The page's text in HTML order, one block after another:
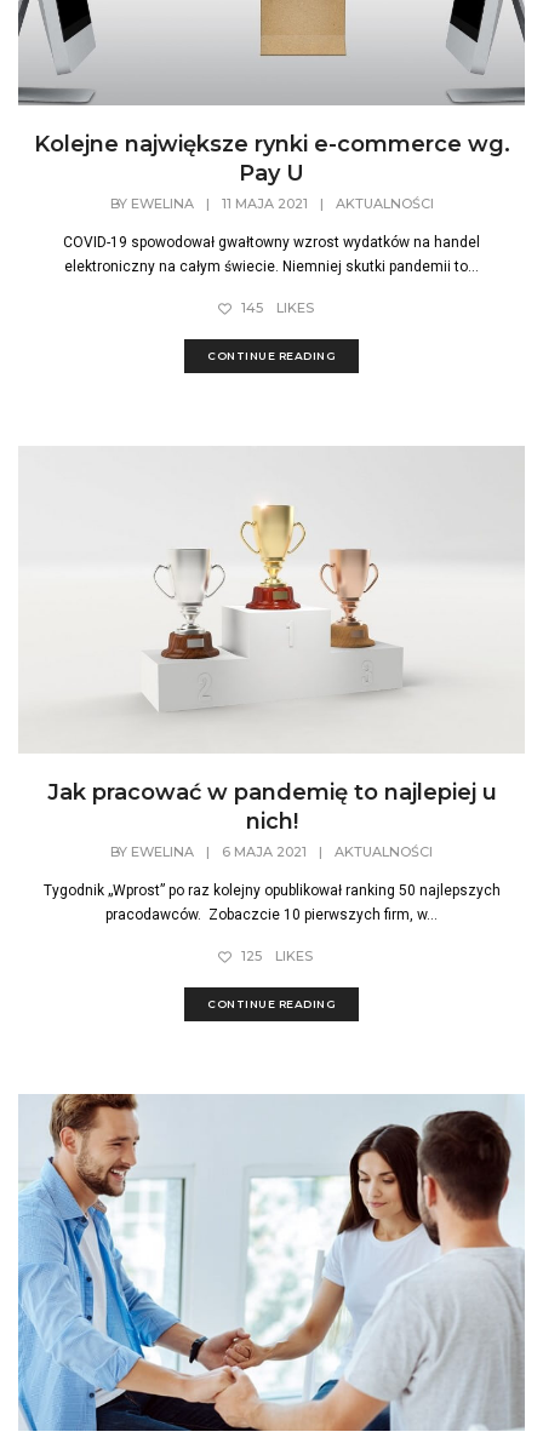
Kolejne największe rynki e-commerce wg.
Pay U
BY EWELINA | 11 MAJA 2021 | AKTUALNOŚCI
COVID-19 spowodował gwałtowny wzrost wydatków na handel
elektroniczny na całym świecie. Niemniej skutki pandemii to...
145 LIKES
CONTINUE READING
Jak pracować w pandemię to najlepiej u
nich!
BY EWELINA | 6 MAJA 2021 | AKTUALNOŚCI
Tygodnik „Wprost” po raz kolejny opublikował ranking 50 najlepszych
pracodawców. Zobaczcie 10 pierwszych firm, w...
125 LIKES
CONTINUE READING